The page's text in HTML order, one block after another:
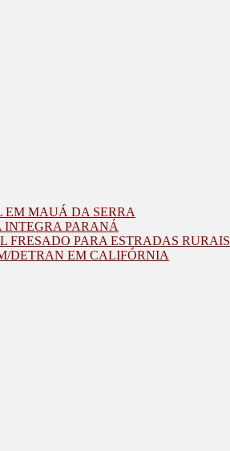
EM MAUÁ DA SERRA
INTEGRA PARANÁ
PARA ESTRADAS RURAIS
DETRAN EM CALIFÓRNIA